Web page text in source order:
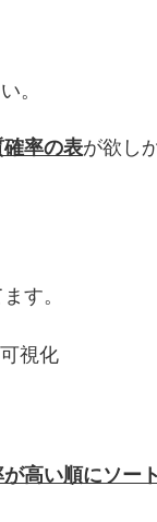
。
率の表が欲し
す。
視化
高い順にソート